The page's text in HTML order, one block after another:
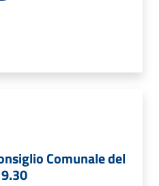
Comunale del